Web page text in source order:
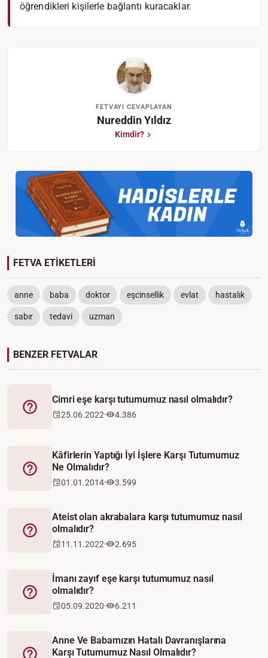
öğrendikleri kişilerle bağlantı kuracaklar.
FETVAYI CEVAPLAYAN
Nureddin Yıldız
Kimdir?
FETVA ETİKETLERİ
anne baba doktor eşcinsellik evlat hastalık
sabır tedavi uzman
BENZER FETVALAR
Fetva
Cimri eşe karşı tutumumuz nasıl olmalıdır?
25.06.2022 4.386
Fetva
Kâfirlerin Yaptığı İyi İşlere Karşı Tutumumuz
Ne Olmalıdır?
01.01.2014 3.599
Fetva
Ateist olan akrabalara karşı tutumumuz nasıl
olmalıdır?
11.11.2022 2.695
Fetva
İmanı zayıf eşe karşı tutumumuz nasıl
olmalıdır?
05.09.2020 6.211
Anne Ve Babamızın Hatalı Davranışlarına
Karşı Tutumumuz Nasıl Olmalıdır?